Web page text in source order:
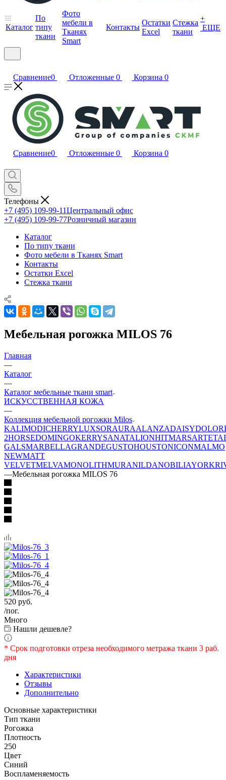
Каталог
По
типу
ткани
Фото
мебели в
Тканях
Smart
Контакты
Остатки
Excel
Стежка
ткани
+
ЕЩЕ
Сравнение0 Отложенные 0 Корзина 0
Сравнение0 Отложенные 0 Корзина 0
Телефоны
+7 (495) 109-99-11Центральный офис
+7 (495) 109-99-77Розничный магазин
Каталог
По типу ткани
Фото мебели в Тканях Smart
Контакты
Остатки Excel
Стежка ткани
Мебельная рогожка MILOS 76
Главная
—
Каталог
—
Каталог мебельные ткани smart
ИСКУССТВЕННАЯ КОЖА
—
Коллекция мебельной рогожки Milos
KALIMODICHERRYLUXSORAURAALANZADAISY
2HORSEDOMINGOKERRYSANATALIONHITMARSARTE
GALSMARBELLAGRANDEGUSTOHOUSTONICONMALMO
NEWMATT
VELVETMELVAMONOLITHMURANILDANOBILIAYORK
—Мебельная рогожка MILOS 76
520 руб.
/пог.
Много
Нашли дешевле?
* Срок подготовки отреза необходимого метража ткани 3 раб.
дня
Характеристики
Отзывы
Дополнительно
Основные характеристики
Тип ткани
Рогожка
Плотность
250
Цвет
Синий
Воспламеняемость